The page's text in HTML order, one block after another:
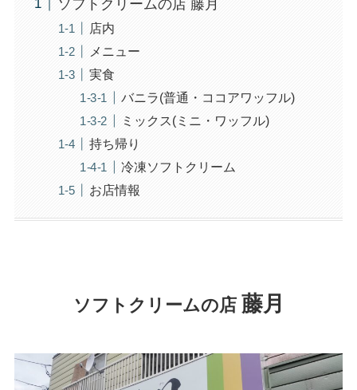
ソフトクリームの店 藤月
店内
メニュー
実食
バニラ(普通・ココアワッフル)
ミックス(ミニ・ワッフル)
持ち帰り
冷凍ソフトクリーム
お店情報
ソフトクリームの店 藤月